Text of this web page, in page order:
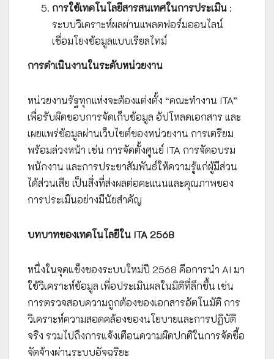
การใช้เทคโนโลยีสารสนเทศในการประเมิน :
ระบบวิเคราะห์ผลผ่านแพลตฟอร์มออนไลน์
เชื่อมโยงข้อมูลแบบเรียลไทม์
การดำเนินงานในระดับหน่วยงาน
หน่วยงานรัฐทุกแห่งจะต้องแต่งตั้ง “คณะทำงาน ITA”
เพื่อรับผิดชอบการจัดเก็บข้อมูล อัปโหลดเอกสาร และ
เผยแพร่ข้อมูลผ่านเว็บไซต์ของหน่วยงาน การเตรียม
พร้อมล่วงหน้า เช่น การจัดตั้งศูนย์ ITA การจัดอบรม
พนักงาน และการประชาสัมพันธ์ให้ความรู้แก่ผู้มีส่วน
ได้ส่วนเสีย เป็นสิ่งที่ส่งผลต่อคะแนนและคุณภาพของ
การประเมินอย่างมีนัยสำคัญ
บทบาทของเทคโนโลยีใน ITA 2568
หนึ่งในจุดแข็งของระบบใหม่ปี 2568 คือการนำ AI มา
ใช้วิเคราะห์ข้อมูล เพื่อประเมินผลในมิติที่ลึกขึ้น เช่น
การตรวจสอบความถูกต้องของเอกสารอัตโนมัติ การ
วิเคราะห์ความสอดคล้องของนโยบายและการปฏิบัติ
จริง รวมไปถึงการแจ้งเตือนความผิดปกติในการจัดซื้อ
จัดจ้างผ่านระบบอัจฉริยะ